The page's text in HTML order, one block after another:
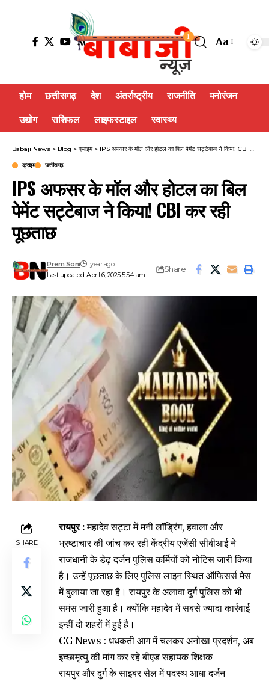
1 Aa
होम छत्तीसगढ़ देश अंतर्राष्ट्रीय राजनीति मनोरंजन
उद्योग राशिफल लाइफस्टाइल स्वास्थ्य
Babaji News > Blog > क्राइम> IPS अफसर के मॉल और होटल का बिल पेमेंट सट्टेबाज ने किया! CBI कर रही पूछताछ
क्राइम छत्तीसगढ़
IPS अफसर के मॉल और होटल का बिल
पेमेंट सट्टेबाज ने किया! CBI कर रही
पूछताछ
Last updated: April 6, 2025 5:54 am
Prem Soni 1 year ago
Share
SHARE
रायपुर :महादेव सट्टा में मनी लॉड्रिंग, हवाला और
भ्रष्टाचार की जांच कर रही केंद्रीय एजेंसी सीबीआई ने
राजधानी के डेढ़ दर्जन पुलिस कर्मियों को नोटिस जारी किया
है। उन्हें पूछताछ के लिए पुलिस लाइन स्थित ऑफिसर्स मेस
में बुलाया जा रहा है। रायपुर के अलावा दुर्ग पुलिस को भी
समंस जारी हुआ है। क्योंकि महादेव में सबसे ज्यादा कार्रवाई
इन्हीं दो शहरों में हुई है।
CG News : धधकती आग में चलकर अनोखा प्रदर्शन, अब
इच्छामृत्यु की मांग कर रहे बीएड सहायक शिक्षक
रायपुर और दुर्ग के साइबर सेल में पदस्थ आधा दर्जन